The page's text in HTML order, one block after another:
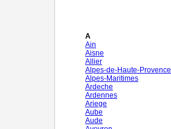
A
Ain
Aisne
Allier
Alpes-de-Haute-Provence
Alpes-Maritimes
Ardeche
Ardennes
Ariege
Aube
Aude